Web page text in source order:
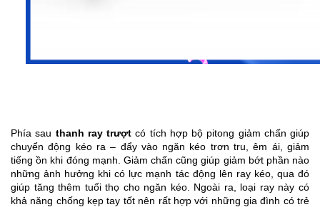
Phía sau thanh ray trượt có tích hợp bộ pitong giảm chấn giúp
chuyển động kéo ra – đẩy vào ngăn kéo trơn tru, êm ái, giảm
tiếng ồn khi đóng mạnh. Giảm chấn cũng giúp giảm bớt phần nào
những ảnh hưởng khi có lực mạnh tác động lên ray kéo, qua đó
giúp tăng thêm tuổi thọ cho ngăn kéo. Ngoài ra, loại ray này có
khả năng chống kẹp tay tốt nên rất hợp với những gia đình có trẻ